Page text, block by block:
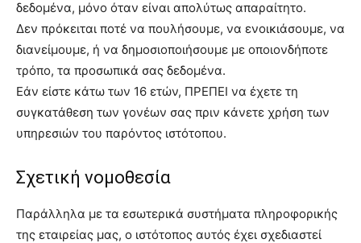
δεδομένα, μόνο όταν είναι απολύτως απαραίτητο.
Δεν πρόκειται ποτέ να πουλήσουμε, να ενοικιάσουμε, να
διανείμουμε, ή να δημοσιοποιήσουμε με οποιονδήποτε
τρόπο, τα προσωπικά σας δεδομένα.
Εάν είστε κάτω των 16 ετών, ΠΡΕΠΕΙ να έχετε τη
συγκατάθεση των γονέων σας πριν κάνετε χρήση των
υπηρεσιών του παρόντος ιστότοπου.
Σχετική νομοθεσία
Παράλληλα με τα εσωτερικά συστήματα πληροφορικής
της εταιρείας μας, ο ιστότοπος αυτός έχει σχεδιαστεί